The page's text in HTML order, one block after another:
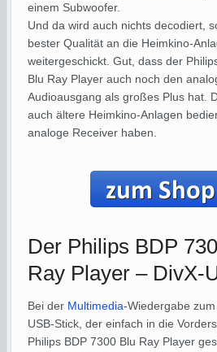
einem Subwoofer.
Und da wird auch nichts decodiert,
bester Qualität an die Heimkino-
weitergeschickt. Gut, dass der
Blu Ray Player auch noch den
Audioausgang als großes Plus hat.
auch ältere Heimkino-Anlagen
analoge Receiver haben.
Der Philips BDP
Ray Player – DivX-
Bei der Multimedia-Wiedergabe
USB-Stick, der einfach in die
Philips BDP 7300 Blu Ray Player